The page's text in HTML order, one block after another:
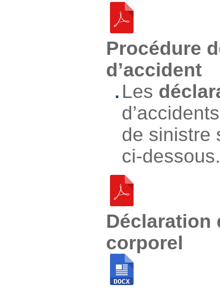
Procédure
d’accident
Les
de sinistre
ci-dessous.
Déclaration
corporel